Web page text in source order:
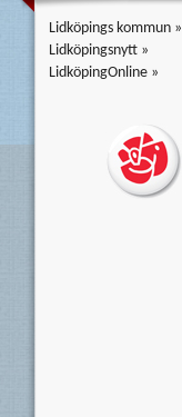
Lidköpings kommun »
Lidköpingsnytt »
LidköpingOnline »